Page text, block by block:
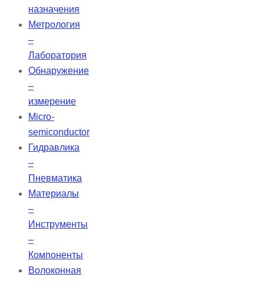
назначения
Метрология
–
Лаборатория
Обнаружение
–
измерение
Micro-
semiconductor
Гидравлика
–
Пневматика
Материалы
–
Инструменты
–
Компоненты
Волоконная